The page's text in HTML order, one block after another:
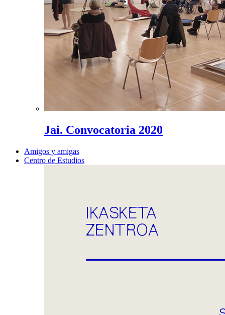
Jai. Convocatoria 2020
Amigos y amigas
Centro de Estudios